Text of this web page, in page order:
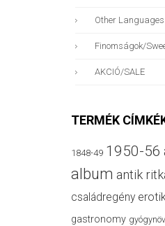
Other Languages
Finomságok/
AKCIÓ/SALE
TERMÉK
1848-49 1950-56
album antik
családregény
gastronomy